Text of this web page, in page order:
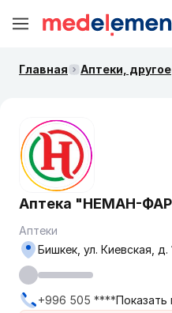
Главная Аптеки, другое
​Аптека "НЕМАН-
Аптеки
Бишкек, ул. ​Киевская, д.
+996 505 ****Показать